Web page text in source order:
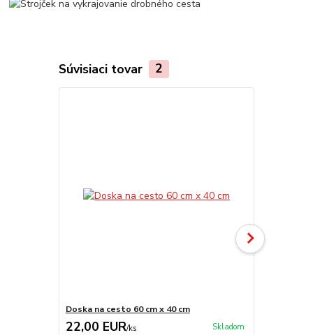
Súvisiaci tovar 2
Doska na cesto 60 cm x 40 cm
22,00 EUR/ks Skladom